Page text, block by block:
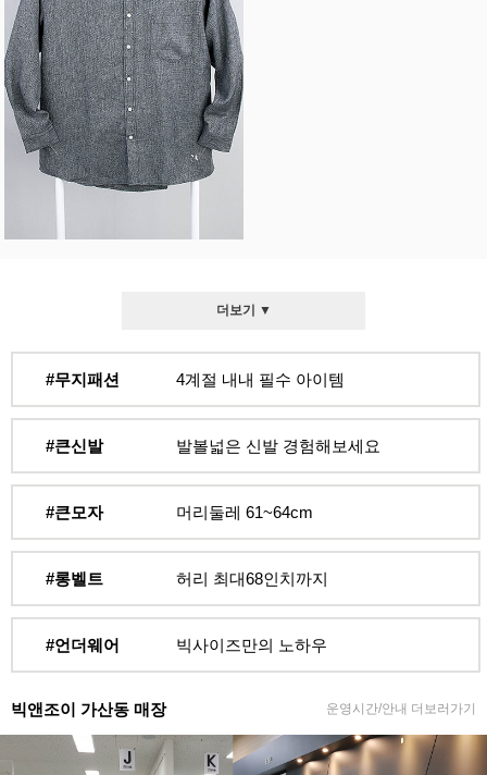
더보기 ▼
#무지패션 4계절 내내 필수 아이템
#큰신발 발볼넓은 신발 경험해보세요
#큰모자 머리둘레 61~64cm
#롱벨트 허리 최대68인치까지
#언더웨어 빅사이즈만의 노하우
빅앤조이 가산동 매장 운영시간/안내 더보러가기